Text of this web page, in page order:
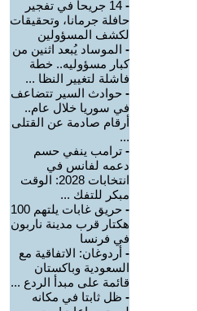
-
14 جريحاً في تفجير
حافلة جرمانا، وتحقيقات
لكشف المسؤولين
- الموساد يُبعد اثنين من
كبار مسؤوليه.. خطة
فاشلة لتغيير النظا ...
- حوادث السير تتضاعف
في سوريا خلال عام..
أرقام صادمة عن القتلى
...
- ترامب ينفي حسم
دعمه لفانس في
انتخابات 2028: الوقت
مبكر للتفك ...
-
حريق غابات يلتهم 100
هكتار قرب مدينة ناربون
في فرنسا
- أردوغان: الاتفاقية مع
السعودية وباكستان
قائمة على مبدأ الردع ...
- ظل ثابتا في مكانه